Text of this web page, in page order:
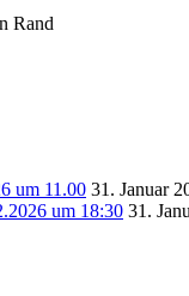
Rand
um 11.00 31. Januar
um 18:30 31.